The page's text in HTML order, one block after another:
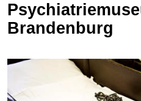
Psychiatriemuseum
Brandenburg